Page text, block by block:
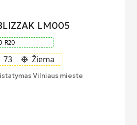
LM005
R20
73 ac_unit Žiema
Vilniaus mieste